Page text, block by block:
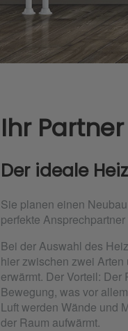
Ihr
Der ideale
Sie planen einen
perfekte
Bei der Auswahl des
hier zwischen zwei
erwärmt. Der Vorteil:
Bewegung, was vor
Luft werden Wände und
der Raum aufwärmt.